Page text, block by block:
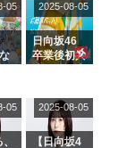
ら移籍しフ
ラーム所属
に。これで
事務所に所
属している
がこちら
ヴ
05
日向坂46
卒業後初共
師匠オード
リー若林さ
んと再会し
た結果･･･
2025-08-05
05
【日向坂4
2025-08-05